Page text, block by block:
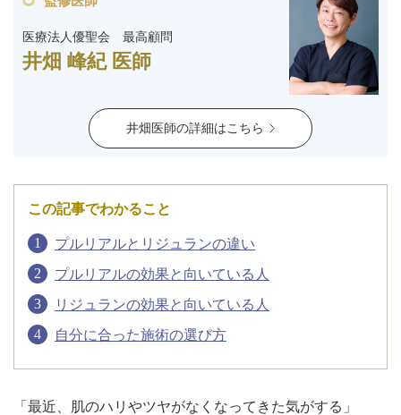
スケジュール
西梅田から徒歩2分
ついて
アフターケア
よくあるご質問
美容ブログ
医療法人優聖会 最高顧問
井畑 峰紀 医師
井畑医師の詳細はこちら
この記事でわかること
プルリアルとリジュランの違い
プルリアルの効果と向いている人
リジュランの効果と向いている人
自分に合った施術の選び方
「最近、肌のハリやツヤがなくなってきた気がする」